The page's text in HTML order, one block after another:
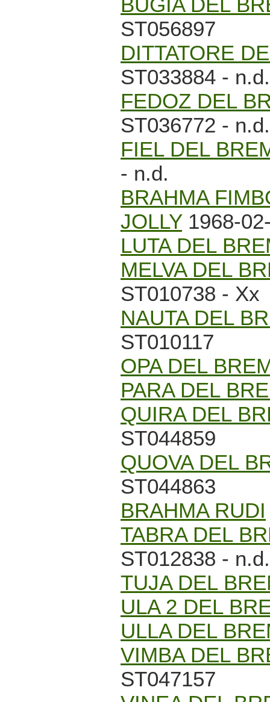
ST056897
DITTATORE
ST033884 - n.d.
FEDOZ DEL
ST036772 - n.d.
FIEL DEL
- n.d.
BRAHMA
JOLLY1968-
LUTA DEL
MELVA DEL
ST010738 - Xx
NAUTA DEL
ST010117
OPA DEL
PARA DEL
QUIRA DEL
ST044859
QUOVA DEL
ST044863
BRAHMA RUDI
TABRA DEL
ST012838 - n.d.
TUJA DEL
ULA 2 DEL
ULLA DEL
VIMBA DEL
ST047157